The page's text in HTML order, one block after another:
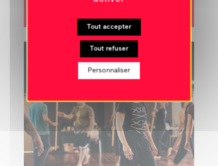
FIL ROUGE LA RÉUNION
Tout accepter
Tout refuser
Personnaliser